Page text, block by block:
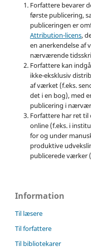
Forfattere bevarer
første publicering,
publiceringen er
Attribution-licens,
en anerkendelse af
nærværende
Forfattere kan
ikke-eksklusiv
af værket (f.eks.
det i en bog), med
publicering i
Forfattere har ret
online (f.eks. i
for og under
produktive
publicerede værker
Information
Til læsere
Til forfattere
Til bibliotekarer